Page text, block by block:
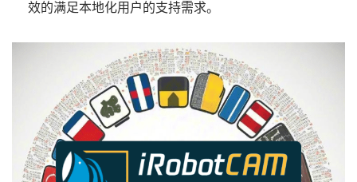
效的满足本地化用户的支持需求。